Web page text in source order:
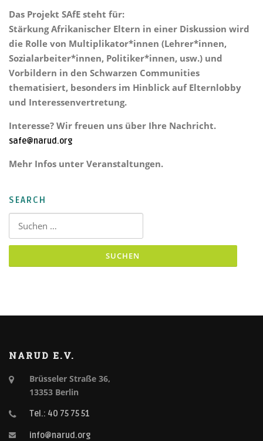
Das Projekt SAfE steht für:
Stärkung Afrikanischer Eltern in einer Diskussion wird
die Rolle von Multiplikator*innen (Lehrer*innen,
Sozialarbeiter*innen, Politiker*innen, usw.) und
Vorbildern in den Schwarzen Communities
thematisiert, besonders im Hinblick auf Elternlobby
und Interessenvertretung.
Interesse? Wir freuen uns über Ihre Nachricht.
safe@narud.org
Mehr Infos unter Veranstaltungen.
SEARCH
Suchen nach:
NARUD E.V.
Brüsseler Straße 36,
13353 Berlin
Tel.: 40 75 75 51
info@narud.org